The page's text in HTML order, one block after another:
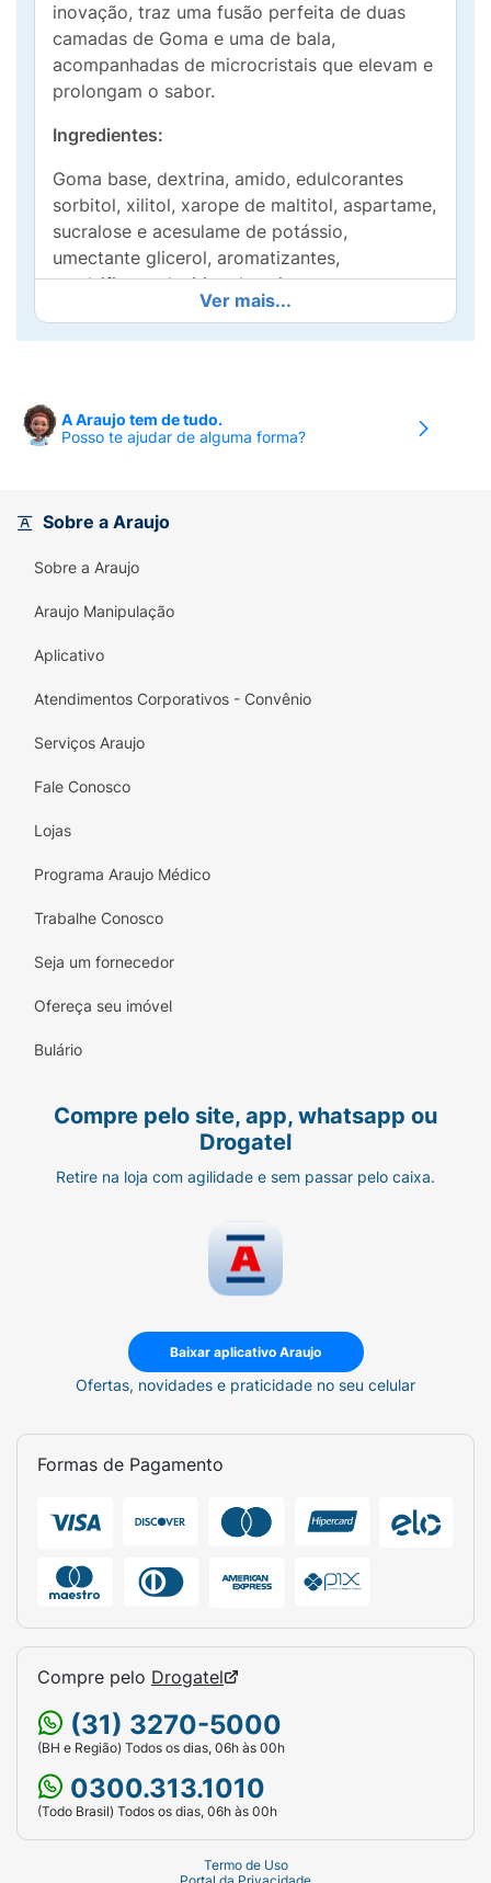
inovação, traz uma fusão perfeita de duas
camadas de Goma e uma de bala,
acompanhadas de microcristais que elevam e
prolongam o sabor.
Ingredientes:
Goma base, dextrina, amido, edulcorantes
sorbitol, xilitol, xarope de maltitol, aspartame,
sucralose e acesulame de potássio,
umectante glicerol, aromatizantes,
emulsificante lecitina de soja, espessante
carragena*, corante carmim e antioxidante
BHT.
açúcares.
Alérgicos:
Não Contém
Aromatizante* :
Artificial
Contém Fenilalanina :
Contém Soja - Derivados :
Contém
Ver mais...
A Araujo tem de tudo.
Posso te ajudar de alguma forma?
Sobre a Araujo
Sobre a Araujo
Araujo Manipulação
Aplicativo
Atendimentos Corporativos - Convênio
Serviços Araujo
Fale Conosco
Lojas
Programa Araujo Médico
Trabalhe Conosco
Seja um fornecedor
Ofereça seu imóvel
Bulário
Compre pelo site, app, whatsapp ou
Drogatel
Retire na loja com agilidade e sem passar pelo caixa.
Baixar aplicativo Araujo
Ofertas, novidades e praticidade no seu celular
Formas de Pagamento
Compre pelo Drogatel
(31) 3270-5000
(BH e Região) Todos os dias, 06h às 00h
0300.313.1010
(Todo Brasil) Todos os dias, 06h às 00h
Termo de Uso